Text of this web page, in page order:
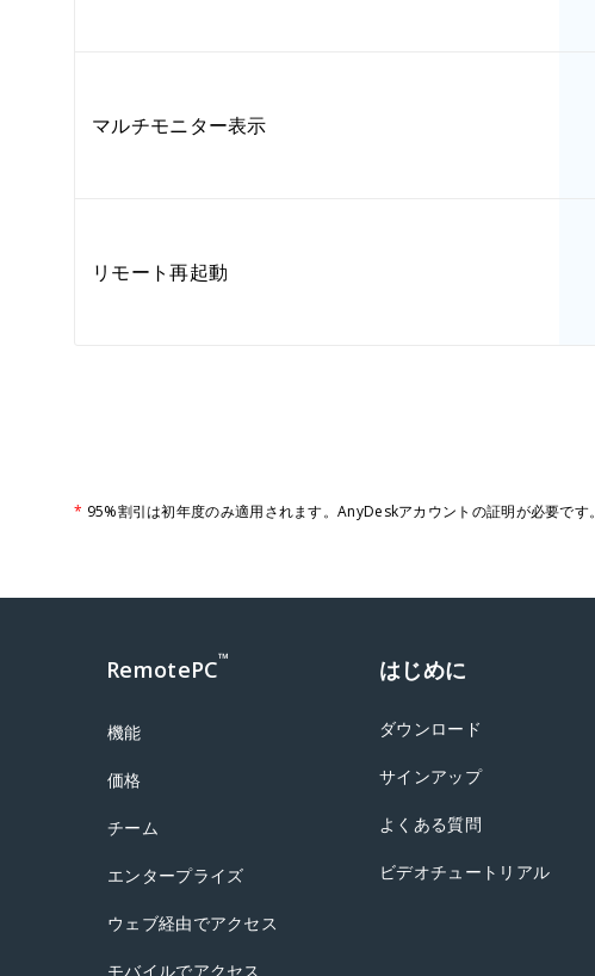
マルチモニター表示
リモート再起動
* 95%割引は初年度のみ適用されます。AnyDeskアカウントの証明が必要です。
RemotePC™
機能
価格
チーム
エンタープライズ
ウェブ経由でアクセス
モバイルでアクセス
はじめに
ダウンロード
サインアップ
よくある質問
ビデオチュートリアル